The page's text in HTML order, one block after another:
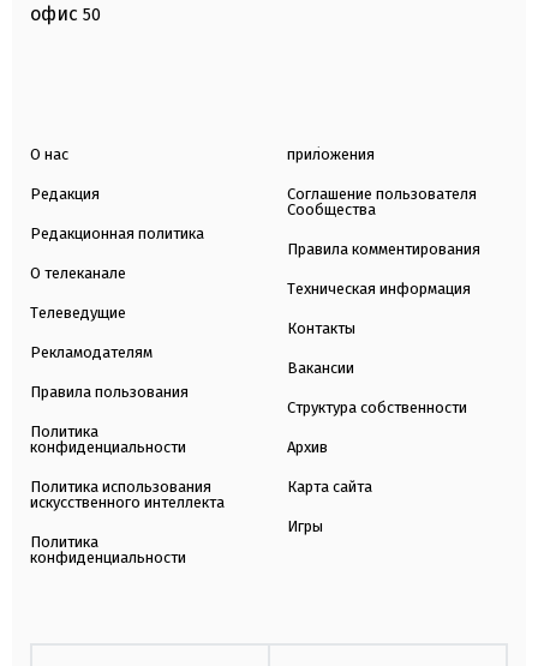
офис 50
О нас
Редакция
Редакционная политика
О телеканале
Телеведущие
Рекламодателям
Правила пользования
Политика
конфиденциальности
Политика использования
искусственного интеллекта
Политика
конфиденциальности
приложения
Соглашение пользователя
Сообщества
Правила комментирования
Техническая информация
Контакты
Вакансии
Структура собственности
Архив
Карта сайта
Игры